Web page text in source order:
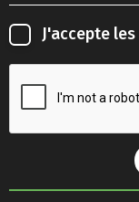
J'accepte les